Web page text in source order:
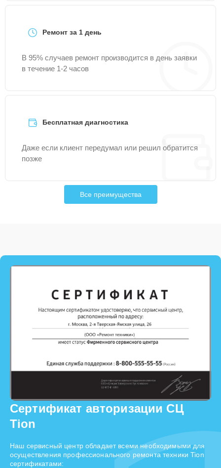
Ремонт за 1 день
В 95% случаев ремонт производится в день заявки
в течение 1-2 часов
Бесплатная диагностика
Даже если клиент передумал или решил обратится
позже
Все преимущества
Сертификат авторизации СЦ
Tion
Наш сервисный центр обладает всеми необходимыми для
осуществления профессионального ремонта техники Tion
сертификатами: